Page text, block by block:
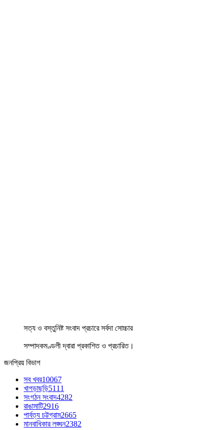
সত্য ও বস্তুনিষ্ট সংবাদ প্রচারে সর্বদা সোচ্চার
সম্পাদকমণ্ডলী দ্বারা প্রকাশিত ও প্রচারিত।
জনপ্রিয় বিভাগ
সব খবর10067
খাগড়াছড়ি5111
সংগঠন সংবাদ4282
রাঙামাটি2916
পার্বত্য চট্টগ্রাম2665
মানবাধিকার লঙ্ঘন2382